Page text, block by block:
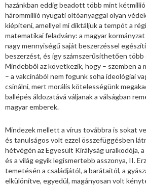
hazánkban eddig beadott több mint
hárommillió nyugati oltóanyaggal olyan
kiépíteni, amellyel mi diktáljuk a tempót a
matematikai feladvány: a magyar
nagy mennyiségű saját beszerzéssel
beszerzést, és így számszerűsíthetően
Mindebből az következik, hogy – szemben a
– a vakcinából nem fogunk soha ideológiai
csinálni, mert morális kötelességünk
ballépés áldozatává váljanak a válságban
magyar emberek.
Mindezek mellett a vírus továbbra is sokat
és tanulságos volt ezzel összefüggésben
hétvégén az Egyesült Királyság uralkodója,
és a világ egyik legismertebb asszonya, II.
temetésén a családjától, a barátaitól, a
elkülönítve, egyedül, magányosan volt